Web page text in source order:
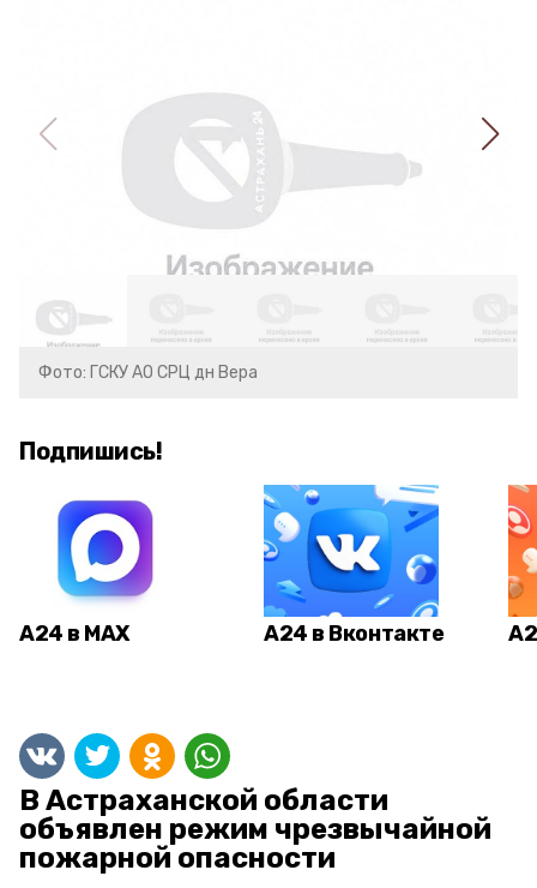
Фото: ГСКУ АО СРЦ дн Вера
Подпишись!
А24 в MAX А24 в Вконтакте
В Астраханской области
объявлен режим чрезвычайной
пожарной опасности